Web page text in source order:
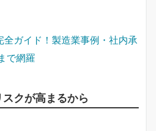
全ガイド！製造業事例・社内承
で網羅
クが高まるから